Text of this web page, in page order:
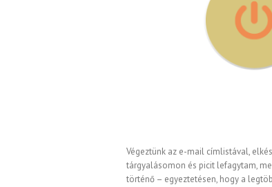
Végeztünk az e-mail címlistával,
tárgyalásomon és picit lefagytam,
történő – egyeztetésen, hogy a